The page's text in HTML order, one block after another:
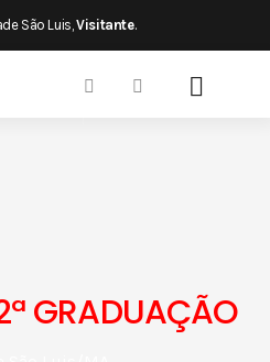
São Luis,Visitante.
GRADUAÇÃO